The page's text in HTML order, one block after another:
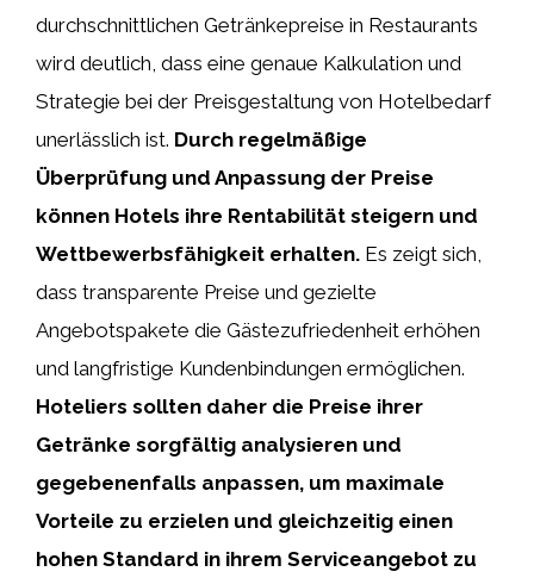
durchschnittlichen Getränkepreise in Restaurants
wird deutlich, dass eine genaue Kalkulation und
Strategie bei der Preisgestaltung von Hotelbedarf
unerlässlich ist. Durch regelmäßige
Überprüfung und Anpassung der Preise
können Hotels ihre Rentabilität steigern und
Wettbewerbsfähigkeit erhalten. Es zeigt sich,
dass transparente Preise und gezielte
Angebotspakete die Gästezufriedenheit erhöhen
und langfristige Kundenbindungen ermöglichen.
Hoteliers sollten daher die Preise ihrer
Getränke sorgfältig analysieren und
gegebenenfalls anpassen, um maximale
Vorteile zu erzielen und gleichzeitig einen
hohen Standard in ihrem Serviceangebot zu